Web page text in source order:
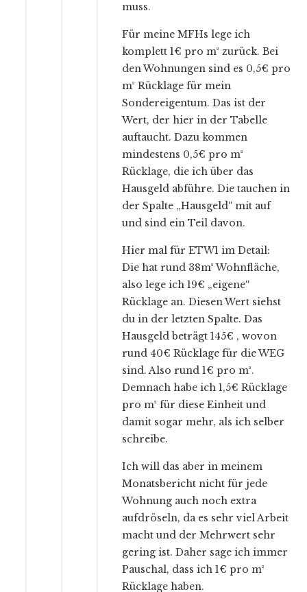
muss.
Für meine MFHs lege ich
komplett 1€ pro m² zurück. Bei
den Wohnungen sind es 0,5€ pro
m² Rücklage für mein
Sondereigentum. Das ist der
Wert, der hier in der Tabelle
auftaucht. Dazu kommen
mindestens 0,5€ pro m²
Rücklage, die ich über das
Hausgeld abführe. Die tauchen in
der Spalte „Hausgeld“ mit auf
und sind ein Teil davon.
Hier mal für ETW1 im Detail:
Die hat rund 38m² Wohnfläche,
also lege ich 19€ „eigene“
Rücklage an. Diesen Wert siehst
du in der letzten Spalte. Das
Hausgeld beträgt 145€ , wovon
rund 40€ Rücklage für die WEG
sind. Also rund 1€ pro m².
Demnach habe ich 1,5€ Rücklage
pro m² für diese Einheit und
damit sogar mehr, als ich selber
schreibe.
Ich will das aber in meinem
Monatsbericht nicht für jede
Wohnung auch noch extra
aufdröseln, da es sehr viel Arbeit
macht und der Mehrwert sehr
gering ist. Daher sage ich immer
Pauschal, dass ich 1€ pro m²
Rücklage haben.